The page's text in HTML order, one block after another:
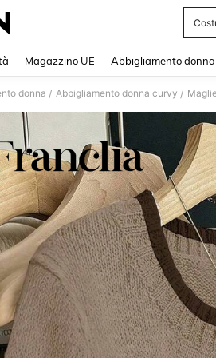
Magazzino UE Abbigliamento donna
donna / Abbigliamento donna curvy /